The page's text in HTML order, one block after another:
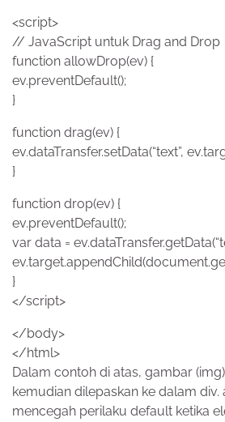
<script>
// JavaScript untuk Drag and Drop
function allowDrop(ev) {
ev.preventDefault();
}
function drag(ev) {
ev.dataTransfer.setData(“text”,
}
function drop(ev) {
ev.preventDefault();
var data =
}
</script>
</body>
</html>
Dalam contoh di atas, gambar
kemudian dilepaskan ke dalam
mencegah perilaku default ketika